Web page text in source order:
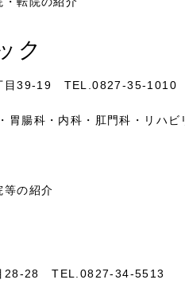
ク
丁目39-19 TEL.0827-35-
胃腸科・内科・肛門科・リハビ
等の紹介
目28-28 TEL.0827-34-5513